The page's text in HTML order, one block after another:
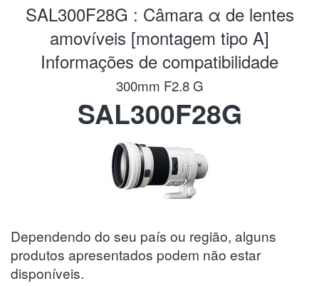
SAL300F28G : Câmara α de lentes
amovíveis [montagem tipo A]
Informações de compatibilidade
300mm F2.8 G
SAL300F28G
Dependendo do seu país ou região, alguns
produtos apresentados podem não estar
disponíveis.